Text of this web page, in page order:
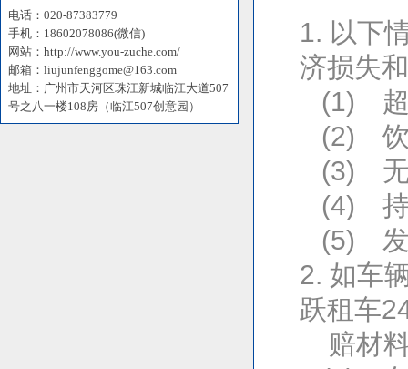
电话：020-87383779
手机：18602078086(微信)
网站：http://www.you-zuche.com/
邮箱：liujunfenggome@163.com
地址：广州市天河区珠江新城临江大道507
号之八一楼108房（临江507创意园）
1. 以下
济损失
(1) 超
(2) 饮
(3) 无
(4) 持
(5) 发
2. 如车
跃租车
赔材料